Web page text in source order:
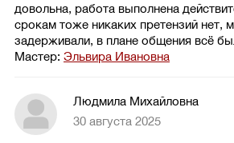
довольна, работа выполнена
срокам тоже никаких претензий нет,
задерживали, в плане общения всё
Мастер: Эльвира Ивановна
Людмила Михайловна
30 августа 2025